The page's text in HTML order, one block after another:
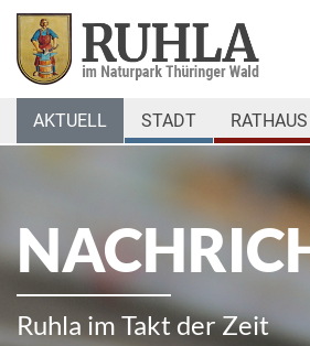
AKTUELL STADT
Ruhla im Takt der Zeit